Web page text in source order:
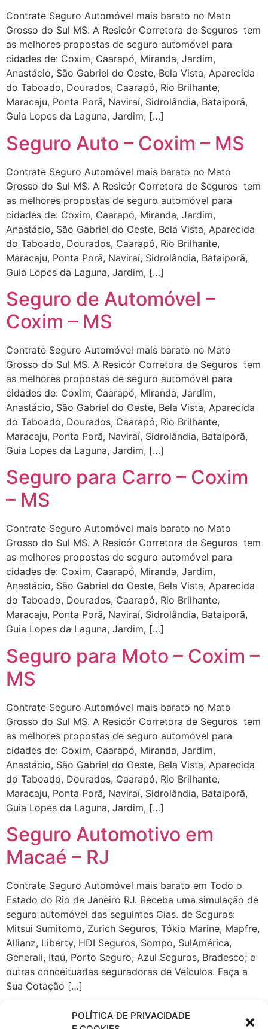
POLÍTICA DE PRIVACIDADE
Contrate Seguro Automóvel mais barato no Mato
Grosso do Sul MS. A Resicór Corretora de Seguros tem
as melhores propostas de seguro automóvel para
cidades de: Coxim, Caarapó, Miranda, Jardim,
Anastácio, São Gabriel do Oeste, Bela Vista, Aparecida
do Taboado, Dourados, Caarapó, Rio Brilhante,
Maracaju, Ponta Porã, Naviraí, Sidrolândia, Bataiporã,
Guia Lopes da Laguna, Jardim, […]
Seguro Auto – Coxim – MS
Contrate Seguro Automóvel mais barato no Mato
Grosso do Sul MS. A Resicór Corretora de Seguros tem
as melhores propostas de seguro automóvel para
cidades de: Coxim, Caarapó, Miranda, Jardim,
Anastácio, São Gabriel do Oeste, Bela Vista, Aparecida
do Taboado, Dourados, Caarapó, Rio Brilhante,
Maracaju, Ponta Porã, Naviraí, Sidrolândia, Bataiporã,
Guia Lopes da Laguna, Jardim, […]
Seguro de Automóvel –
Coxim – MS
Contrate Seguro Automóvel mais barato no Mato
Grosso do Sul MS. A Resicór Corretora de Seguros tem
as melhores propostas de seguro automóvel para
cidades de: Coxim, Caarapó, Miranda, Jardim,
Anastácio, São Gabriel do Oeste, Bela Vista, Aparecida
do Taboado, Dourados, Caarapó, Rio Brilhante,
Maracaju, Ponta Porã, Naviraí, Sidrolândia, Bataiporã,
Guia Lopes da Laguna, Jardim, […]
Seguro para Carro – Coxim
– MS
Contrate Seguro Automóvel mais barato no Mato
Grosso do Sul MS. A Resicór Corretora de Seguros tem
as melhores propostas de seguro automóvel para
cidades de: Coxim, Caarapó, Miranda, Jardim,
Anastácio, São Gabriel do Oeste, Bela Vista, Aparecida
do Taboado, Dourados, Caarapó, Rio Brilhante,
Maracaju, Ponta Porã, Naviraí, Sidrolândia, Bataiporã,
Guia Lopes da Laguna, Jardim, […]
Seguro para Moto – Coxim –
MS
Contrate Seguro Automóvel mais barato no Mato
Grosso do Sul MS. A Resicór Corretora de Seguros tem
as melhores propostas de seguro automóvel para
cidades de: Coxim, Caarapó, Miranda, Jardim,
Anastácio, São Gabriel do Oeste, Bela Vista, Aparecida
do Taboado, Dourados, Caarapó, Rio Brilhante,
Maracaju, Ponta Porã, Naviraí, Sidrolândia, Bataiporã,
Guia Lopes da Laguna, Jardim, […]
Seguro Automotivo em
Macaé – RJ
Contrate Seguro Automóvel mais barato em Todo o
Estado do Rio de Janeiro RJ. Receba uma simulação de
seguro automóvel das seguintes Cias. de Seguros:
Mitsui Sumitomo, Zurich Seguros, Tókio Marine, Mapfre,
Allianz, Liberty, HDI Seguros, Sompo, SulAmérica,
Generali, Itaú, Porto Seguro, Azul Seguros, Bradesco; e
outras conceituadas seguradoras de Veículos. Faça a
Sua Cotação […]
Seguro Auto em Macaé – RJ